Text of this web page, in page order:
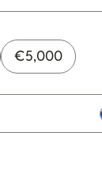
€5,000